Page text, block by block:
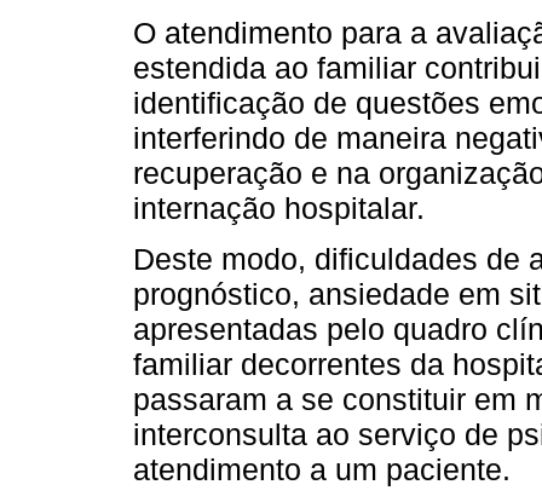
O atendimento para a
estendida ao familiar
identificação de questões
interferindo de maneira
recuperação e na
internação hospitalar.
Deste modo, dificuldades de
prognóstico, ansiedade em
apresentadas pelo quadro
familiar decorrentes da
passaram a se constituir em
interconsulta ao serviço de
atendimento a um paciente.